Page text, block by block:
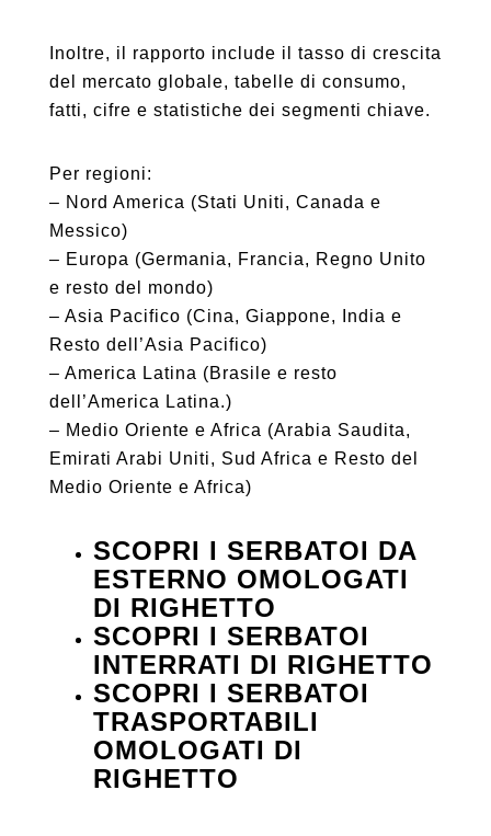
Inoltre, il rapporto include il tasso di crescita
del mercato globale, tabelle di consumo,
fatti, cifre e statistiche dei segmenti chiave.
Per regioni:
– Nord America (Stati Uniti, Canada e
Messico)
– Europa (Germania, Francia, Regno Unito
e resto del mondo)
– Asia Pacifico (Cina, Giappone, India e
Resto dell’Asia Pacifico)
– America Latina (Brasile e resto
dell’America Latina.)
– Medio Oriente e Africa (Arabia Saudita,
Emirati Arabi Uniti, Sud Africa e Resto del
Medio Oriente e Africa)
SCOPRI I SERBATOI DA
ESTERNO OMOLOGATI
DI RIGHETTO
SCOPRI I SERBATOI
INTERRATI DI RIGHETTO
SCOPRI I SERBATOI
TRASPORTABILI
OMOLOGATI DI
RIGHETTO